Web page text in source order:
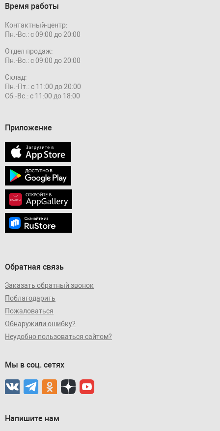
Время работы
Контактный-центр:
Пн.-Вс.: с 09:00 до 20:00
Отдел продаж:
Пн.-Вс.: с 09:00 до 20:00
Склад:
Пн.-Пт.: с 11:00 до 20:00
Сб.-Вс.: с 11:00 до 18:00
Приложение
Обратная связь
Заказать обратный звонок
Поблагодарить
Пожаловаться
Обнаружили ошибку?
Неудобно пользоваться сайтом?
Мы в соц. сетях
Напишите нам